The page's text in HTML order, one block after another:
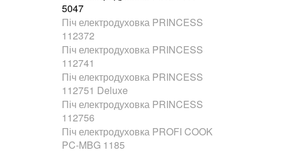
5047
Піч електродуховка PRINCESS
112372
Піч електродуховка PRINCESS
112741
Піч електродуховка PRINCESS
112751 Deluxe
Піч електродуховка PRINCESS
112756
Піч електродуховка PROFI COOK
PC-MBG 1185